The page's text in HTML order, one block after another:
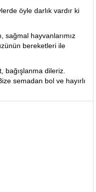
öyle darlık vardır ki
sağmal hayvanlarımız
bereketleri ile
bağışlanma dileriz.
semadan bol ve hayırlı